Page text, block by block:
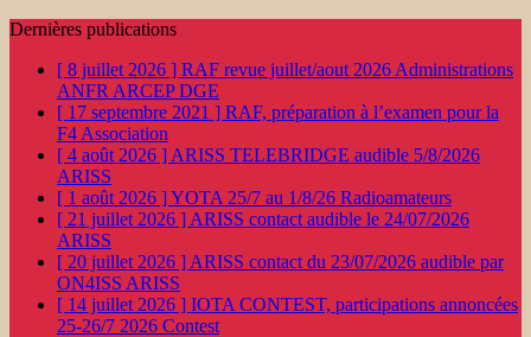
Dernières publications
[ 8 juillet 2026 ] RAF revue juillet/aout 2026 Administrations
ANFR ARCEP DGE
[ 17 septembre 2021 ] RAF, préparation à l’examen pour la
F4 Association
[ 4 août 2026 ] ARISS TELEBRIDGE audible 5/8/2026
ARISS
[ 1 août 2026 ]YOTA 25/7 au 1/8/26 Radioamateurs
[ 21 juillet 2026 ] ARISS contact audible le 24/07/2026
ARISS
[ 20 juillet 2026 ] ARISS contact du 23/07/2026 audible par
ON4ISS ARISS
[ 14 juillet 2026 ] IOTA CONTEST, participations annoncées
25-26/7 2026 Contest